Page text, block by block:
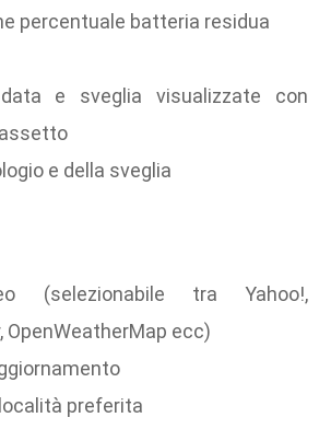
percentuale batteria residua
e sveglia visualizzate con
e della sveglia
(selezionabile tra Yahoo!,
OpenWeatherMap ecc)
preferita